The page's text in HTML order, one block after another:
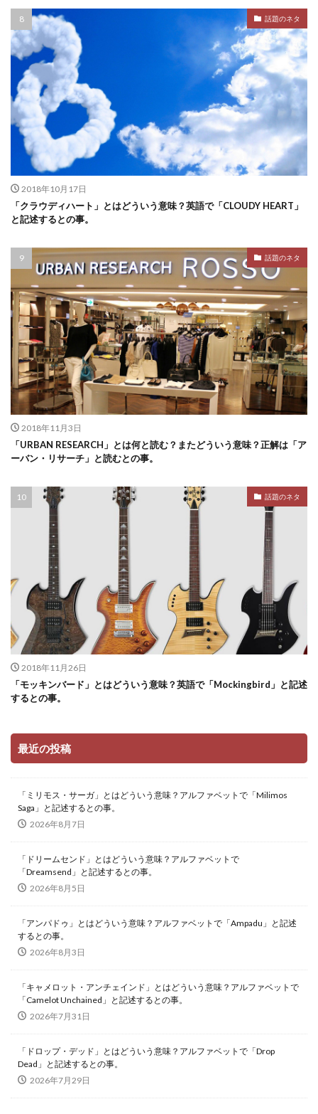
話題のネタ
2018年10月17日
「クラウディハート」とはどういう意味？英語で「CLOUDY HEART」
と記述するとの事。
話題のネタ
2018年11月3日
「URBAN RESEARCH」とは何と読む？またどういう意味？正解は「ア
ーバン・リサーチ」と読むとの事。
話題のネタ
2018年11月26日
「モッキンバード」とはどういう意味？英語で「Mockingbird」と記述
するとの事。
最近の投稿
「ミリモス・サーガ」とはどういう意味？アルファベットで「Milimos
Saga」と記述するとの事。
2026年8月7日
「ドリームセンド」とはどういう意味？アルファベットで
「Dreamsend」と記述するとの事。
2026年8月5日
「アンパドゥ」とはどういう意味？アルファベットで「Ampadu」と記述
するとの事。
2026年8月3日
「キャメロット・アンチェインド」とはどういう意味？アルファベットで
「Camelot Unchained」と記述するとの事。
2026年7月31日
「ドロップ・デッド」とはどういう意味？アルファベットで「Drop
Dead」と記述するとの事。
2026年7月29日